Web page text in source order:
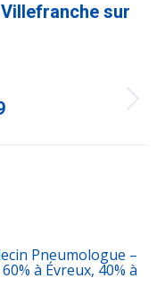
sur
Pneumologue –
à Évreux, 40% à